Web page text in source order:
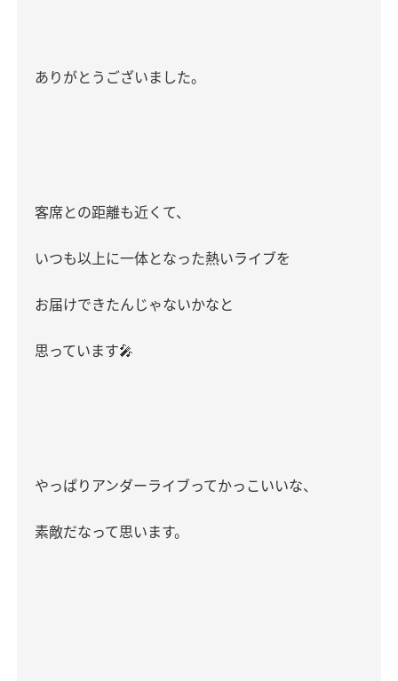
ありがとうございました。
客席との距離も近くて、
いつも以上に一体となった熱いライブを
お届けできたんじゃないかなと
思っています🎤
やっぱりアンダーライブってかっこいいな、
素敵だなって思います。